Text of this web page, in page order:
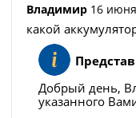
Владимир 16
какой
Добрый день,
указанного